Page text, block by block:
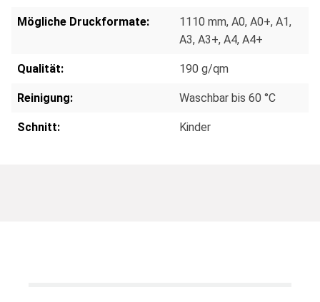
Mögliche Druckformate: 1110 mm, A0, A0+, A1,
A3, A3+, A4, A4+
Qualität: 190 g/qm
Reinigung: Waschbar bis 60 °C
Schnitt: Kinder